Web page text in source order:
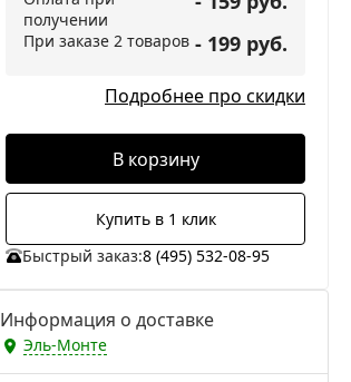
получении
При заказе 2 товаров - 199 руб.
Подробнее про скидки
В корзину
Купить в 1 клик
Быстрый заказ:8 (495) 532-08-95
Информация о доставке
Эль-Монте